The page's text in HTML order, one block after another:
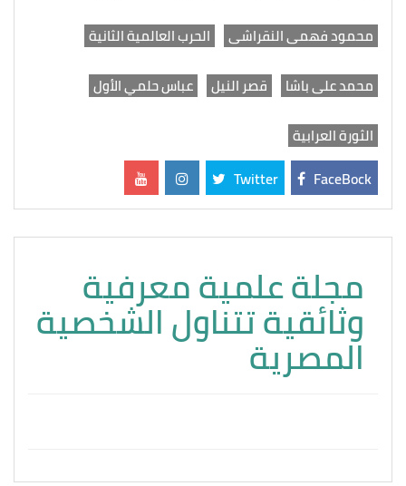
محمود فهمى النقراشى
الحرب العالمية الثانية
محمد على باشا
قصر النيل
عباس حلمي الأول
الثورة العرابية
FaceBock
Twitter
مجلة علمية معرفية
وثائقية تتناول الشخصية
المصرية